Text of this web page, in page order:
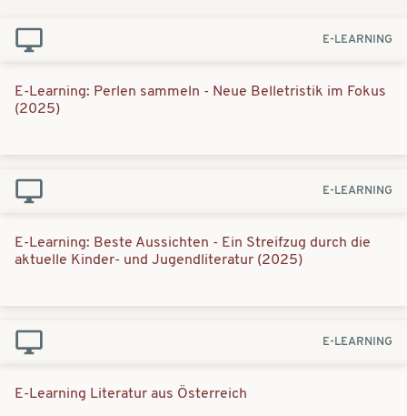
E-LEARNING
E-Learning: Perlen sammeln - Neue Belletristik im Fokus
(2025)
E-LEARNING
E-Learning: Beste Aussichten - Ein Streifzug durch die
aktuelle Kinder- und Jugendliteratur (2025)
E-LEARNING
E-Learning Literatur aus Österreich